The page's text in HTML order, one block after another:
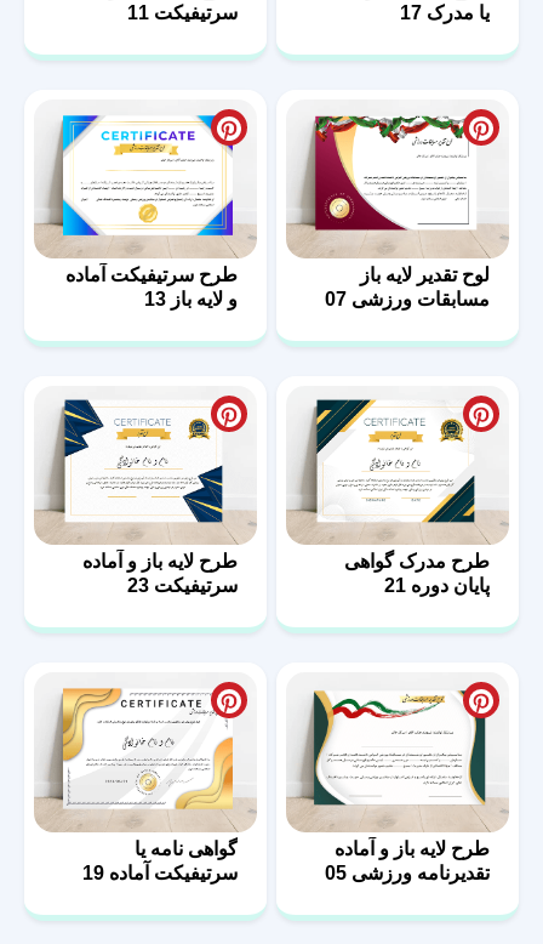
یا مدرک 17
سرتیفیکت 11
لوح تقدیر لایه باز
مسابقات ورزشی 07
طرح سرتیفیکت آماده
و لایه باز 13
طرح مدرک گواهی
پایان دوره 21
طرح لایه باز و آماده
سرتیفیکت 23
طرح لایه باز و آماده
تقدیرنامه ورزشی 05
گواهی نامه یا
سرتیفیکت آماده 19